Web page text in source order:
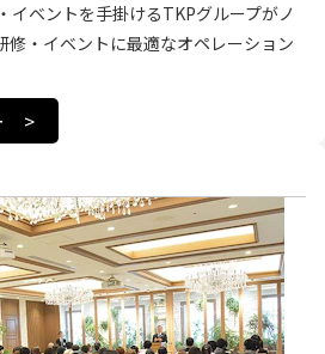
イベントを手掛けるTKPグループがノ
修・イベントに最適なオペレーション
>